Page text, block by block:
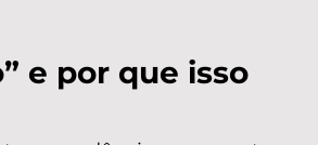
e por que isso